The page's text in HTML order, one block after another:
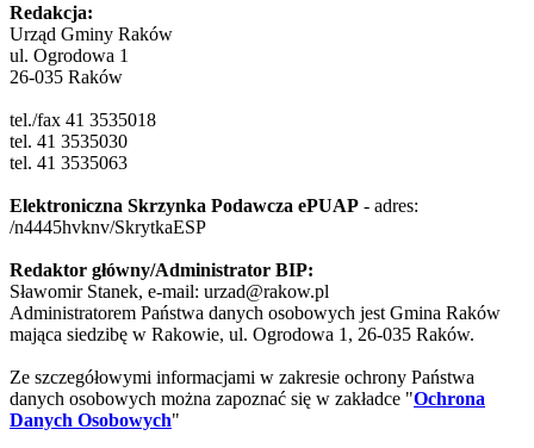
Redakcja:
Urząd Gminy Raków
ul. Ogrodowa 1
26-035 Raków
tel./fax 41 3535018
tel. 41 3535030
tel. 41 3535063
Elektroniczna Skrzynka Podawcza ePUAP - adres:
/n4445hvknv/SkrytkaESP
Redaktor główny/Administrator BIP:
Sławomir Stanek, e-mail: urzad@rakow.pl
Administratorem Państwa danych osobowych jest Gmina Raków
mająca siedzibę w Rakowie, ul. Ogrodowa 1, 26-035 Raków.
Ze szczegółowymi informacjami w zakresie ochrony Państwa
danych osobowych można zapoznać się w zakładce "Ochrona
Danych Osobowych"